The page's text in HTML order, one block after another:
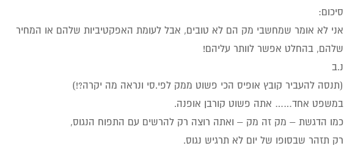
סיכום:
אני לא אומר שמחשבי מק הם לא טובים, אבל לעומת האפקטיביות שלהם או המחיר
שלהם, בהחלט אפשר לוותר עליהם!
נ.ב
(תנסה להעביר קובץ אופיס הכי פשוט ממק לפי.סי ונראה מה יקרה?!)
במשפט אחד…… אתה פשוט קורבן אופנה.
כמו הדגשת – מק זה מק – ואתה רוצה רק להרשים עם התפוח הנגוס,
רק תזהר שבסופו של יום לא תרגיש נגוס.